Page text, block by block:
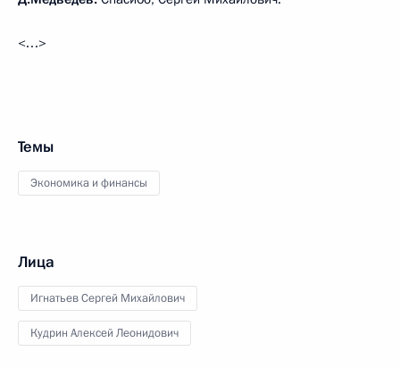
<…>
Темы
Экономика и финансы
Лица
Игнатьев Сергей Михайлович
Кудрин Алексей Леонидович